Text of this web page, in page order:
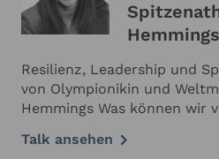
Resilienz, Leadership und
von Olympionikin und
Hemmings Was können wir
nachhaltigen Erfolg lernen?
Talk ansehen